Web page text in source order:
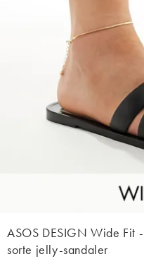
ASOS DESIGN Wide Fit
sorte jelly-sandaler